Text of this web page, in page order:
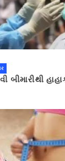
બીમારીથી